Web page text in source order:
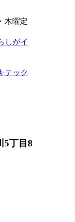
木曜定
しがイ
テック
5丁目8